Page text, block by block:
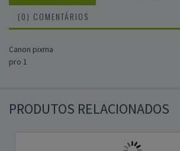
(0) COMENTÁRIOS
Canon pixma
pro 1
PRODUTOS RELACIONADOS